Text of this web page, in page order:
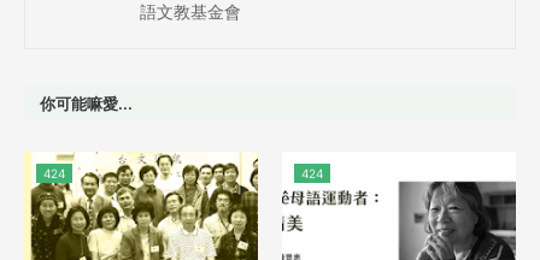
語文教基金會
你可能嘛愛...
424 424